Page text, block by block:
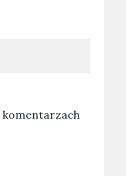
komentarzach